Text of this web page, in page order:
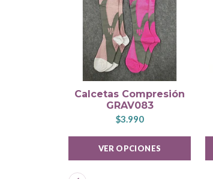
Calcetas Compresión
GRAV083
$3.990
VER OPCIONES